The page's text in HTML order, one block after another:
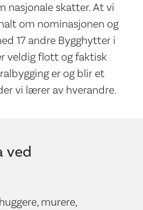
nasjonale skatter. At vi
om nominasjonen og
17 andre Bygghytter i
veldig flott og faktisk
er og blir et
vi lærer av hverandre.
ved
murere,